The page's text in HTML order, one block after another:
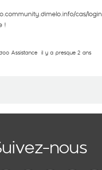
cas/login
!
Assistance il y a presque 2 ans
nous